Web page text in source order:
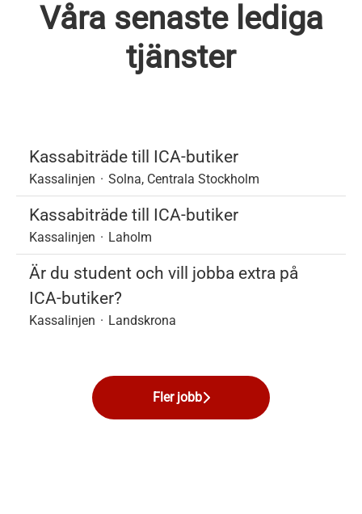
Våra senaste lediga
tjänster
Kassabiträde till ICA-butiker
Kassalinjen · Solna, Centrala Stockholm
Kassabiträde till ICA-butiker
Kassalinjen · Laholm
Är du student och vill jobba extra på
ICA-butiker?
Kassalinjen · Landskrona
Fler jobb